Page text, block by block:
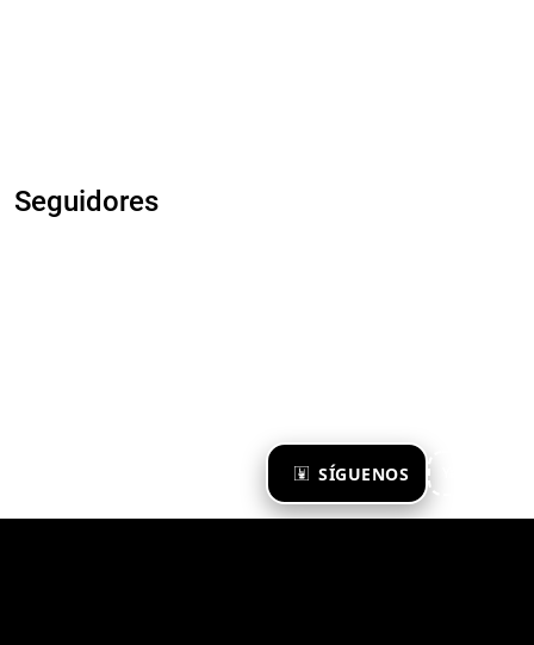
SÍGUENOS
Seguidores